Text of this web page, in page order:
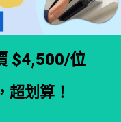
$4,500/位
超划算！